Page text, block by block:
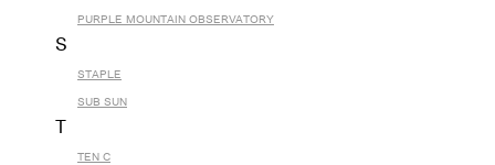
PURPLE MOUNTAIN OBSERVATORY
S
STAPLE
SUB SUN
TEN C